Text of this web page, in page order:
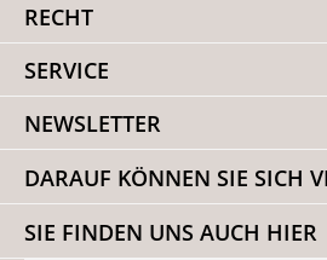
RECHT
SERVICE
NEWSLETTER
DARAUF KÖNNEN SIE SICH
SIE FINDEN UNS AUCH HIER